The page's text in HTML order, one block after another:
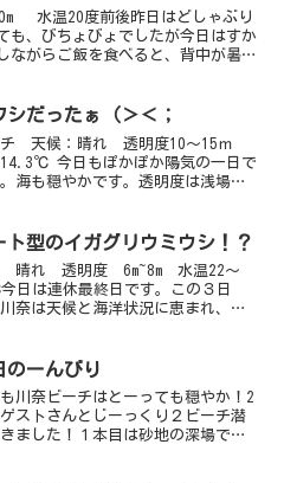
水温20度前後昨日はどしゃぶり
も、びちょびょでしたが今日はすか
ながらご飯を食べると、背中が暑
シだったぁ（＞＜；
チ 天候：晴れ 透明度10～15ｍ
今日もぽかぽか陽気の一日で
海も穏やかです。透明度は浅場は
わった魚を発見！！背中が白っぽく
ト型のイガグリウミウシ！？
晴れ 透明度 6m~8m 水温22～
日は連休最終日です。この３日
奈は天候と海洋状況に恵まれ、穏
ダイビングだぁ～っと言うこと
早速出発～。今日...
のーんびり
川奈ビーチはとーっても穏やか！2
ストさんとじーっくり２ビーチ潜
ました！１本目は砂地の深場でツ